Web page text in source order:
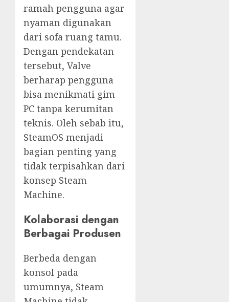
ramah pengguna agar
nyaman digunakan
dari sofa ruang tamu.
Dengan pendekatan
tersebut, Valve
berharap pengguna
bisa menikmati gim
PC tanpa kerumitan
teknis. Oleh sebab itu,
SteamOS menjadi
bagian penting yang
tidak terpisahkan dari
konsep Steam
Machine.
Kolaborasi dengan
Berbagai Produsen
Berbeda dengan
konsol pada
umumnya, Steam